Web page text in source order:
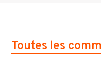
Toutes les